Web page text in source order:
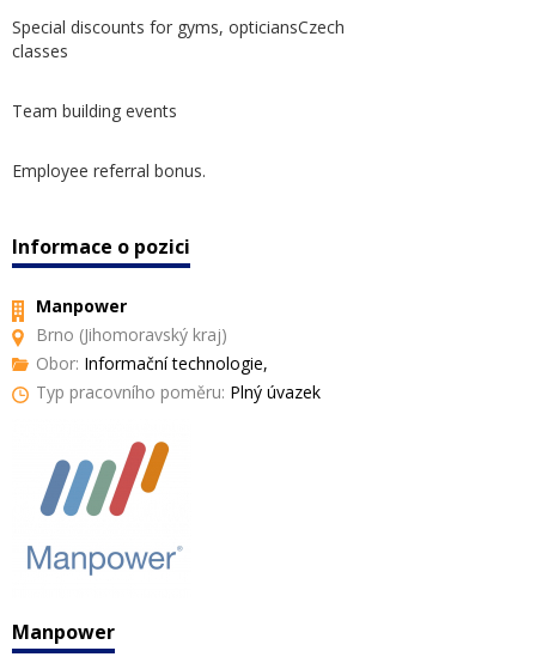
Special discounts for gyms, opticiansCzech
classes
Team building events
Employee referral bonus.
Informace o pozici
Manpower
Brno (Jihomoravský kraj)
Obor: Informační technologie,
Typ pracovního poměru: Plný úvazek
Manpower